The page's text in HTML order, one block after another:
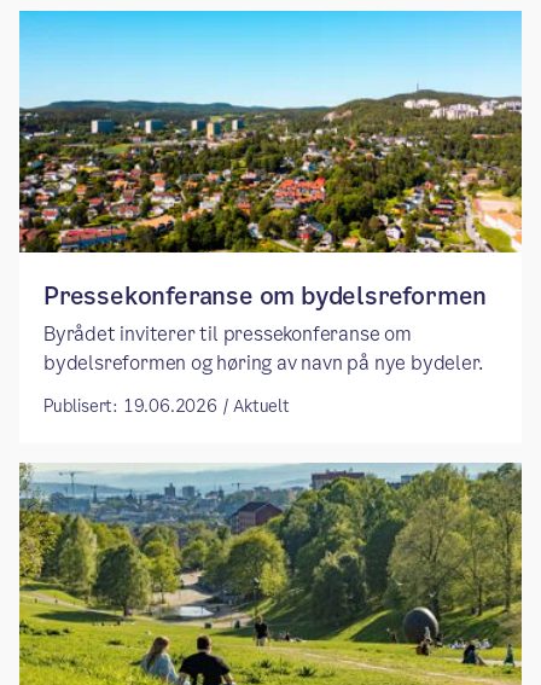
Pressekonferanse om bydelsreformen
Byrådet inviterer til pressekonferanse om
bydelsreformen og høring av navn på nye bydeler.
Publisert: 19.06.2026 / Aktuelt